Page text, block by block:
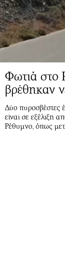
Φωτιά στο
βρέθηκαν
Δύο πυροσβέστες
είναι σε εξέλιξη
Ρέθυμνο, όπως